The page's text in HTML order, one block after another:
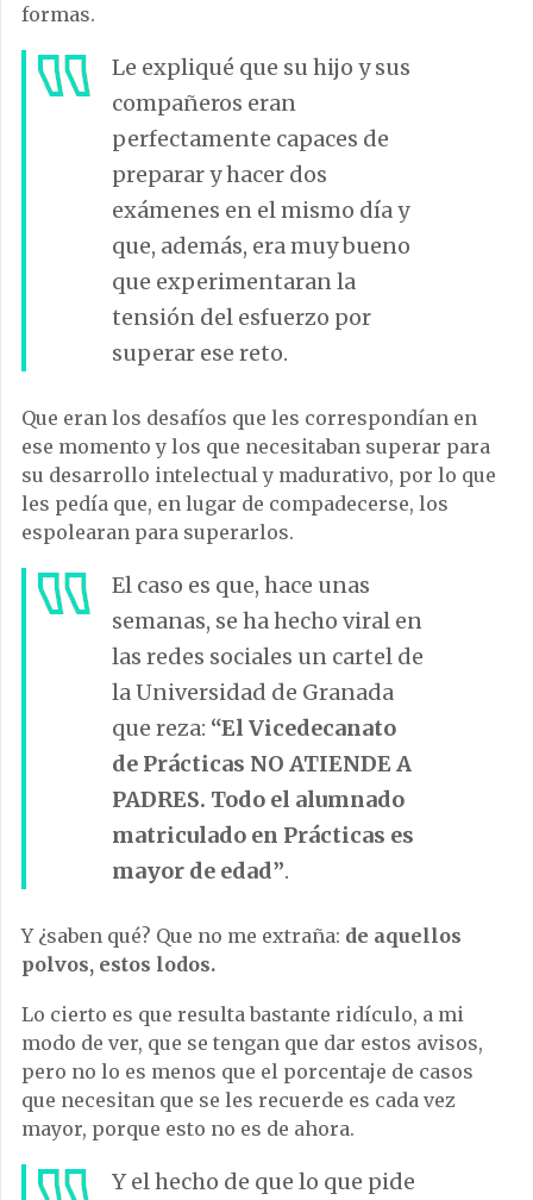
formas.
Le expliqué que su hijo y sus
compañeros eran
perfectamente capaces de
preparar y hacer dos
exámenes en el mismo día y
que, además, era muy bueno
que experimentaran la
tensión del esfuerzo por
superar ese reto.
Que eran los desafíos que les correspondían en
ese momento y los que necesitaban superar para
su desarrollo intelectual y madurativo, por lo que
les pedía que, en lugar de compadecerse, los
espolearan para superarlos.
El caso es que, hace unas
semanas, se ha hecho viral en
las redes sociales un cartel de
la Universidad de Granada
que reza: “El Vicedecanato
de Prácticas NO ATIENDE A
PADRES. Todo el alumnado
matriculado en Prácticas es
mayor de edad”.
Y ¿saben qué? Que no me extraña: de aquellos
polvos, estos lodos.
Lo cierto es que resulta bastante ridículo, a mi
modo de ver, que se tengan que dar estos avisos,
pero no lo es menos que el porcentaje de casos
que necesitan que se les recuerde es cada vez
mayor, porque esto no es de ahora.
Y el hecho de que lo que pide